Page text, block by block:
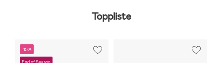
Toppliste
-10%